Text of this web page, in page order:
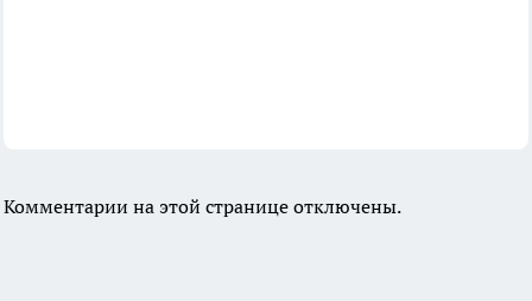
Комментарии на этой странице отключены.